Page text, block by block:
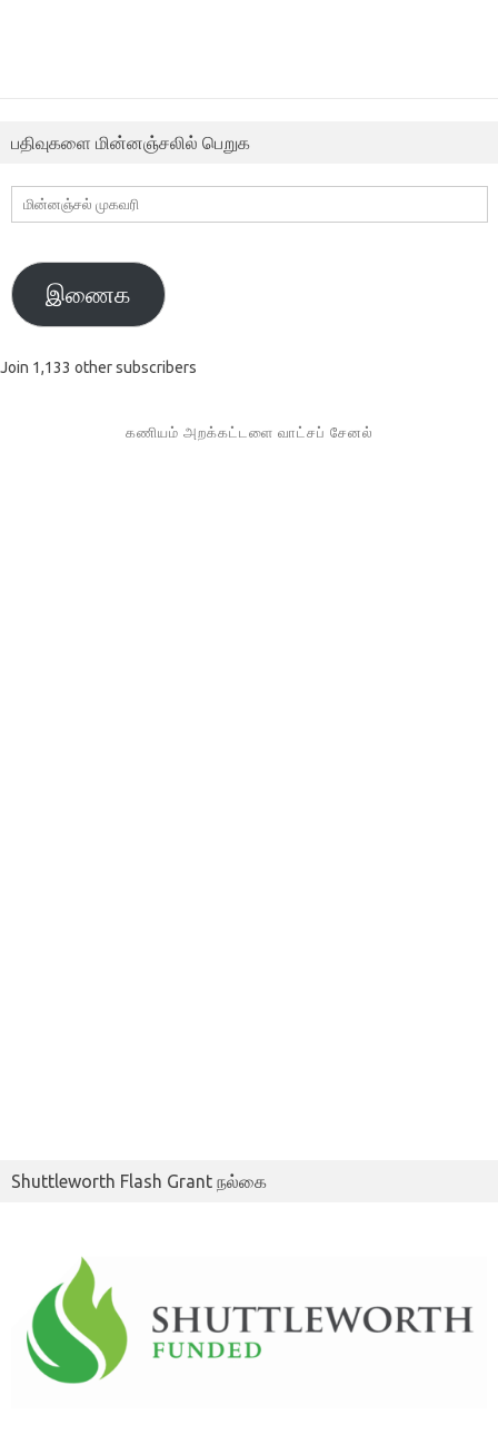
பதிவுகளை மின்னஞ்சலில் பெறுக
மின்னஞ்சல்
முகவரி
இணைக
Join 1,133 other subscribers
கணியம் அறக்கட்டளை வாட்சப் சேனல்
Shuttleworth Flash Grant நல்கை